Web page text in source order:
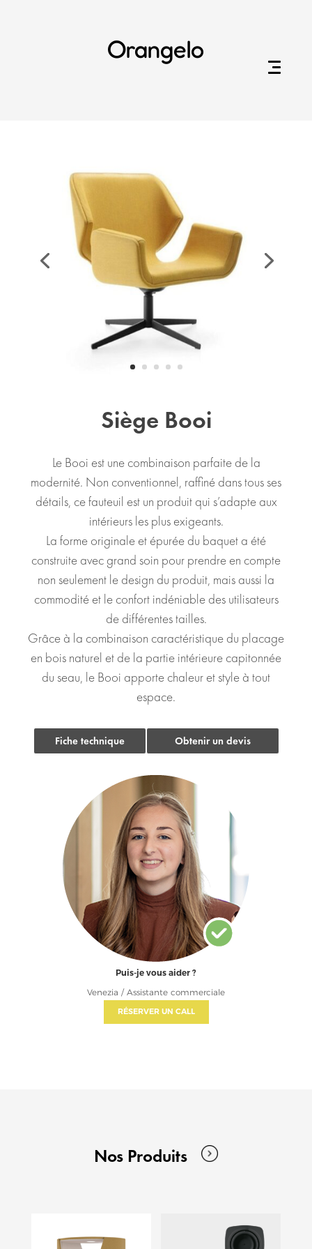
Orangelo
Siège Booi
Le Booi est une combinaison parfaite de la
modernité. Non conventionnel, raffiné dans tous ses
détails, ce fauteuil est un produit qui s’adapte aux
intérieurs les plus exigeants.
La forme originale et épurée du baquet a été
construite avec grand soin pour prendre en compte
non seulement le design du produit, mais aussi la
commodité et le confort indéniable des utilisateurs
de différentes tailles.
Grâce à la combinaison caractéristique du placage
en bois naturel et de la partie intérieure capitonnée
du seau, le Booi apporte chaleur et style à tout
espace.
Fiche technique Obtenir un devis
Puis-je vous aider ?
Venezia / Assistante commerciale
RÉSERVER UN CALL
Nos Produits